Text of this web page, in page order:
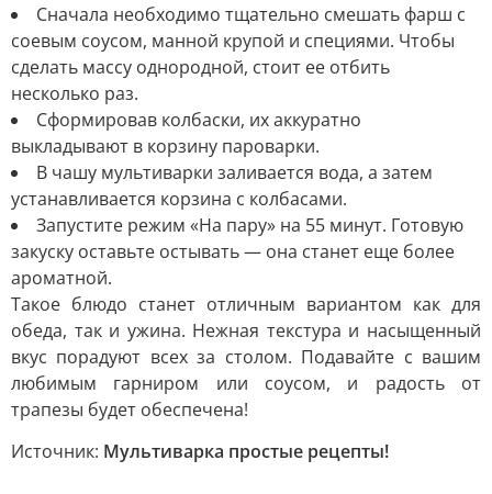
Сначала необходимо тщательно смешать фарш с
соевым соусом, манной крупой и специями. Чтобы
сделать массу однородной, стоит ее отбить
несколько раз.
Сформировав колбаски, их аккуратно
выкладывают в корзину пароварки.
В чашу мультиварки заливается вода, а затем
устанавливается корзина с колбасами.
Запустите режим «На пару» на 55 минут. Готовую
закуску оставьте остывать — она станет еще более
ароматной.
Такое блюдо станет отличным вариантом как для
обеда, так и ужина. Нежная текстура и насыщенный
вкус порадуют всех за столом. Подавайте с вашим
любимым гарниром или соусом, и радость от
трапезы будет обеспечена!
Источник: Мультиварка простые рецепты!